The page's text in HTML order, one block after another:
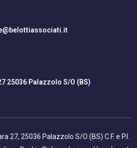
25036 Palazzolo S/O (BS)
27, 25036 Palazzolo S/O (BS) C.F. e P.I.